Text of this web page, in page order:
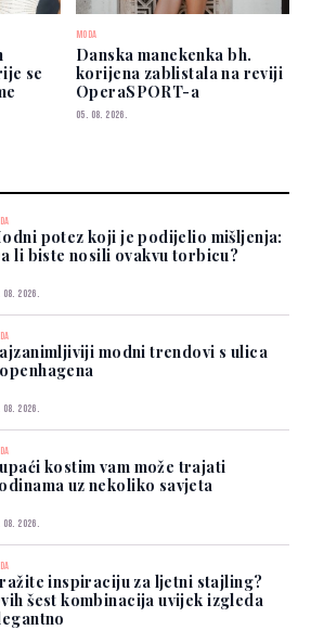
se
MODA
Danska manekenka bh.
korijena zablistala na reviji
OperaSPORT-a
05. 08. 2026.
potez koji je podijelio mišljenja:
li biste nosili ovakvu torbicu?
08. 2026.
modni trendovi s ulica
08. 2026.
kostim vam može trajati
uz nekoliko savjeta
08. 2026.
inspiraciju za ljetni stajling?
šest kombinacija uvijek izgleda